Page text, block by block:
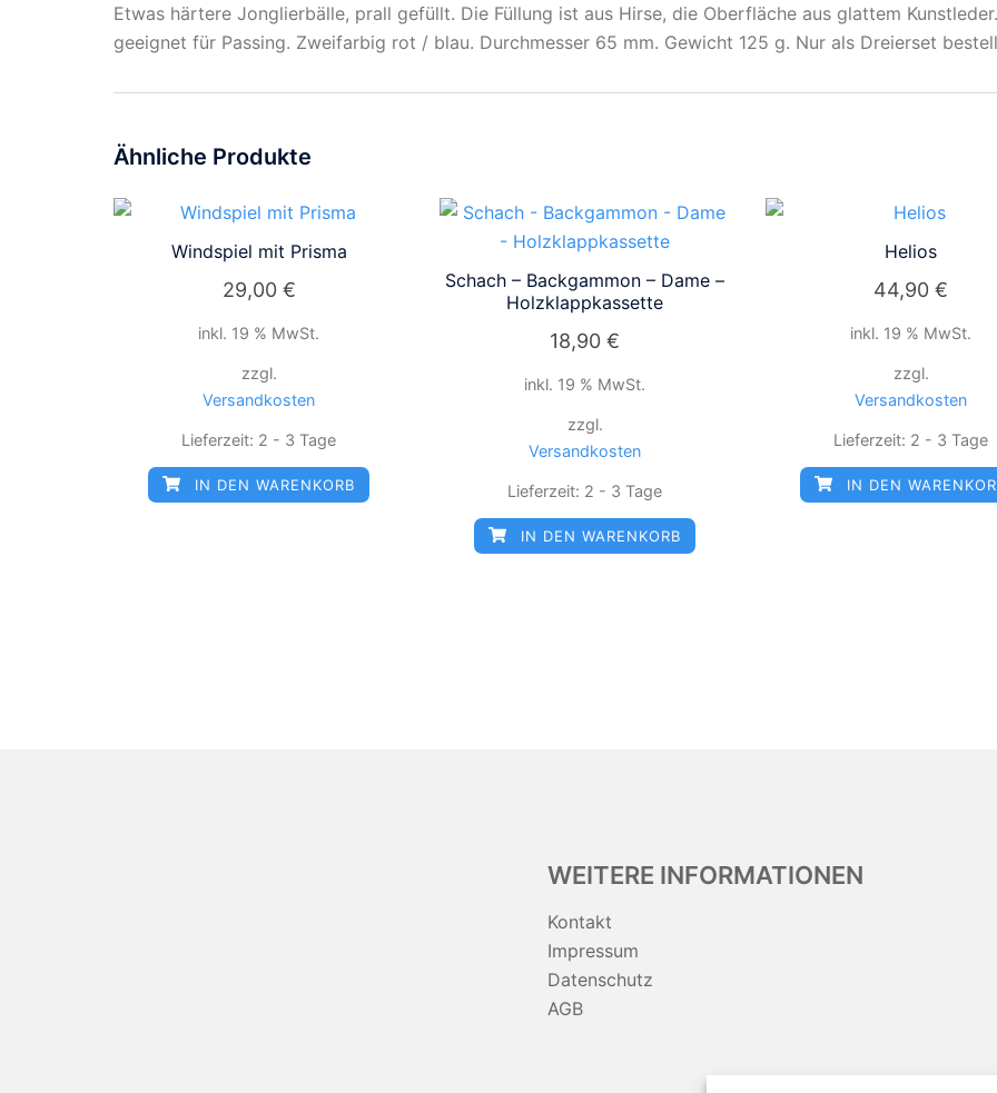
Etwas härtere Jonglierbälle, prall gefüllt. Die Füllung ist aus Hirse, die Oberfläche aus glattem
geeignet für Passing. Zweifarbig rot / blau. Durchmesser 65 mm. Gewicht 125 g. Nur als Dreierset
Ähnliche Produkte
Windspiel mit Prisma
29,00 €
inkl. 19 % MwSt.
zzgl.
Versandkosten
Lieferzeit: 2 - 3 Tage
IN DEN WARENKORB
Schach – Backgammon – Dame –
Holzklappkassette
18,90€
inkl. 19 % MwSt.
zzgl.
Versandkosten
Lieferzeit: 2 - 3 Tage
IN DEN WARENKORB
Helios
44,90€
inkl. 19 % MwSt.
zzgl.
Versandkosten
Lieferzeit: 2 - 3 Tage
IN DEN
WEITERE INFORMATIONEN
Kontakt
Impressum
Datenschutz
AGB